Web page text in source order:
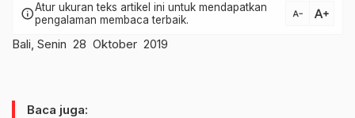
infoAtur ukuran teks artikel ini untuk mendapatkan
pengalaman membaca terbaik.
text_decrease text_increase
Bali, Senin 28 Oktober 2019
Baca juga: